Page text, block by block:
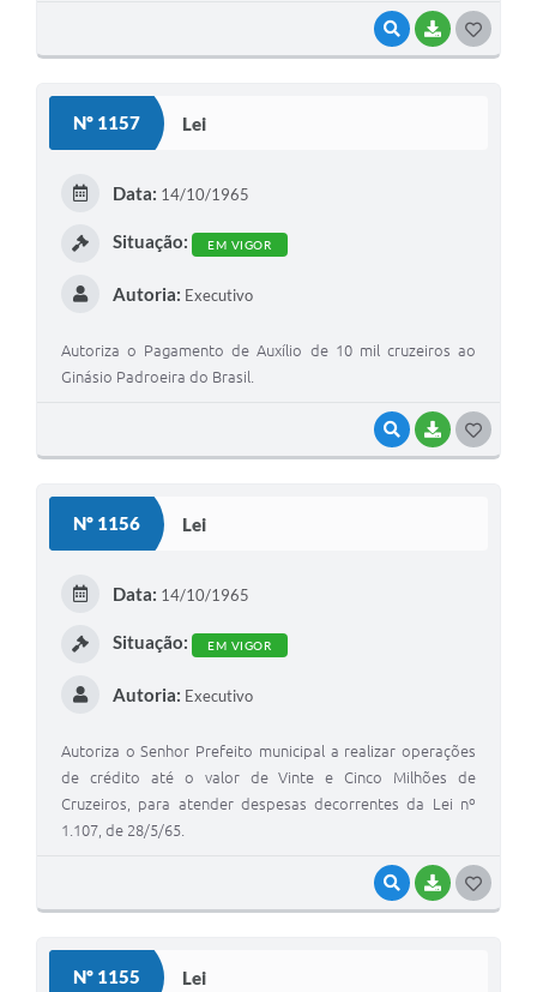
VISUALIZAR
BAIXAR
Nº 1157 Lei
VISUALIZAR
BAIXAR
Data: 14/10/1965
Situação: EM VIGOR
Autoria: Executivo
Autoriza o Pagamento de Auxílio de 10 mil cruzeiros ao
Ginásio Padroeira do Brasil.
Nº 1156 Lei
VISUALIZAR
BAIXAR
Data: 14/10/1965
Situação: EM VIGOR
Autoria: Executivo
Autoriza o Senhor Prefeito municipal a realizar operações
de crédito até o valor de Vinte e Cinco Milhões de
Cruzeiros, para atender despesas decorrentes da Lei nº
1.107, de 28/5/65.
Nº 1155 Lei